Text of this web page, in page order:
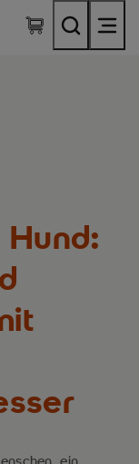
Hund: